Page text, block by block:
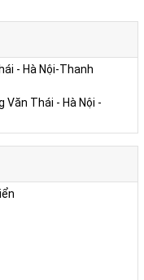
của sản phẩm có thể
Mai, Thanh Xuân, Hà
- Hà Nội-Thanh
Văn Thái - Hà Nội -